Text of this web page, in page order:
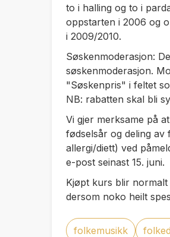
to i halling og to i
oppstarten i 2006 og
i 2009/2010.
Søskenmoderasjon:
søskenmoderasjon.
"Søskenpris" i feltet
NB: rabatten skal bli
Vi gjer merksame på
fødselsår og deling
allergi/diett) ved
e-post seinast 15. juni.
Kjøpt kurs blir
dersom noko heilt
folkemusikk